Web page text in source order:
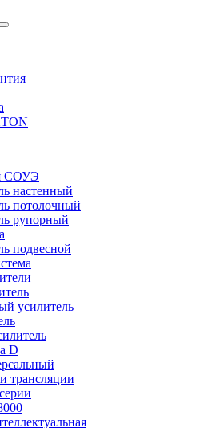
СОУЭ
настенный
потолочный
рупорный
подвесной
усилитель
D
трансляции